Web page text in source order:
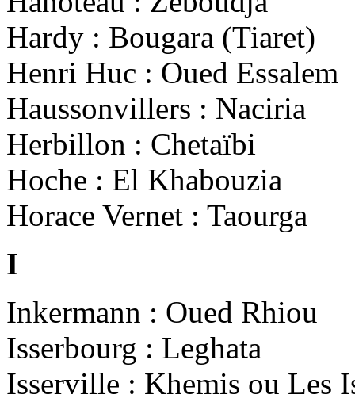
Hardy : Bougara (Tiaret)
Henri Huc : Oued Essalem
Haussonvillers : Naciria
Herbillon : Chetaïbi
Hoche : El Khabouzia
Horace Vernet : Taourga
I
Inkermann : Oued Rhiou
Isserbourg : Leghata
Isserville : Khemis ou Les